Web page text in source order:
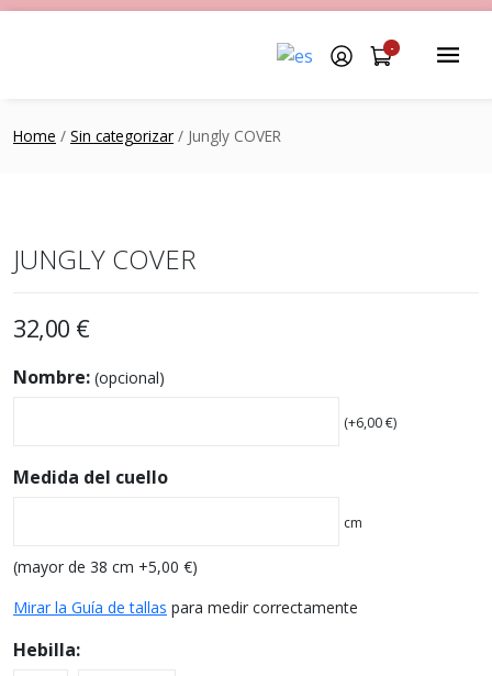
-
Home / Sin categorizar / Jungly COVER
JUNGLY COVER
32,00 €
Nombre: (opcional)
(+6,00€)
Medida del cuello
cm
(mayor de 38 cm +5,00 €)
Mirar la Guía de tallas para medir correctamente
Hebilla: